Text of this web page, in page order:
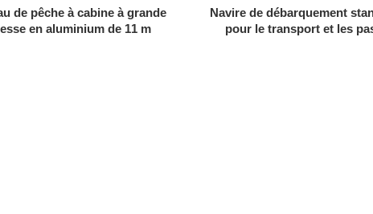
de pêche à cabine à grande
en aluminium de 11 m
Navire de débarquement
pour le transport et les